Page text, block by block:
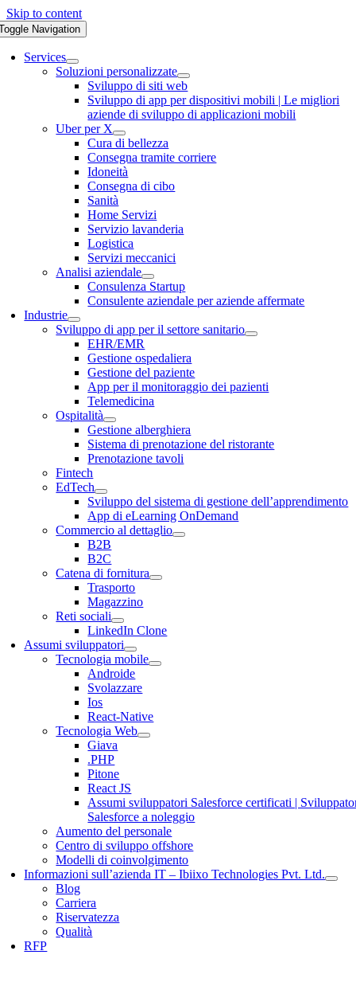
Skip to content
Navigation
Services
Soluzioni personalizzate
Sviluppo di siti web
Sviluppo di app per dispositivi mobili | Le migliori
aziende di sviluppo di applicazioni mobili
Uber per X
Cura di bellezza
Consegna tramite corriere
Idoneità
Consegna di cibo
Sanità
Home Servizi
Servizio lavanderia
Logistica
Servizi meccanici
Analisi aziendale
Consulenza Startup
Consulente aziendale per aziende affermate
Industrie
Sviluppo di app per il settore sanitario
EHR/EMR
Gestione ospedaliera
Gestione del paziente
App per il monitoraggio dei pazienti
Telemedicina
Ospitalità
Gestione alberghiera
Sistema di prenotazione del ristorante
Prenotazione tavoli
Fintech
EdTech
Sviluppo del sistema di gestione dell’apprendimento
App di eLearning OnDemand
Commercio al dettaglio
B2B
B2C
Catena di fornitura
Trasporto
Magazzino
Reti sociali
LinkedIn Clone
Assumi sviluppatori
Tecnologia mobile
Androide
Svolazzare
Ios
React-Native
Tecnologia Web
Giava
.PHP
Pitone
React JS
Assumi sviluppatori Salesforce certificati |
Salesforce a noleggio
Aumento del personale
Centro di sviluppo offshore
Modelli di coinvolgimento
Informazioni sull’azienda IT – Ibiixo Technologies Pvt. Ltd.
Blog
Carriera
Riservatezza
Qualità
RFP